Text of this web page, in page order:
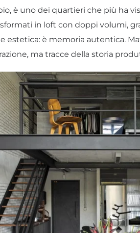
è uno dei quartieri che più ha
in loft con doppi volumi,
estetica: è memoria autentica.
ma tracce della storia